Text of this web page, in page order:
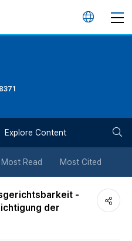
언
튼
Explore Content
Most Read Most Cited
-
der